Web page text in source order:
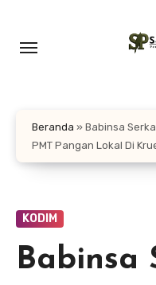
konten
Beranda » Babinsa
PMT Pangan Lokal Di
KODIM
Babinsa